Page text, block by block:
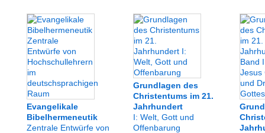
Evangelikale
Bibelhermeneutik
Zentrale Entwürfe von
Grundlagen des
Christentums im 21.
Jahrhundert
I: Welt, Gott und
Offenbarung